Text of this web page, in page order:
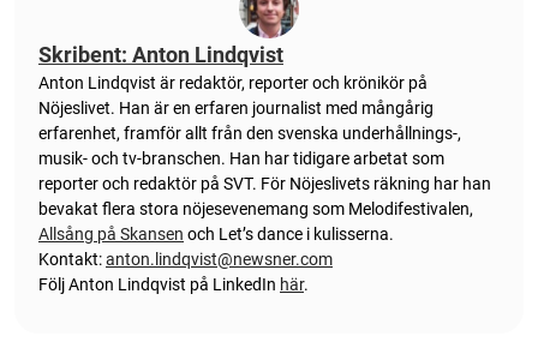
Skribent: Anton Lindqvist
Anton Lindqvist är redaktör, reporter och krönikör på
Nöjeslivet. Han är en erfaren journalist med mångårig
erfarenhet, framför allt från den svenska underhållnings-,
musik- och tv-branschen. Han har tidigare arbetat som
reporter och redaktör på SVT. För Nöjeslivets räkning har han
bevakat flera stora nöjesevenemang som Melodifestivalen,
Allsång på Skansen och Let’s dance i kulisserna.
Kontakt:anton.lindqvist@newsner.com
Följ Anton Lindqvist på LinkedIn här.